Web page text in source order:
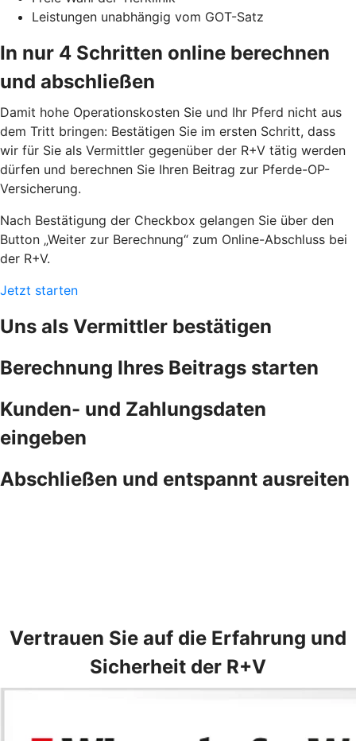
Leistungen unabhängig vom GOT-Satz
In nur 4 Schritten online berechnen
und abschließen
Damit hohe Operationskosten Sie und Ihr Pferd nicht aus
dem Tritt bringen: Bestätigen Sie im ersten Schritt, dass
wir für Sie als Vermittler gegenüber der R+V tätig werden
dürfen und berechnen Sie Ihren Beitrag zur Pferde-OP-
Versicherung.
Nach Bestätigung der Checkbox gelangen Sie über den
Button „Weiter zur Berechnung“ zum Online-Abschluss bei
der R+V.
Jetzt starten
Uns als Vermittler bestätigen
Berechnung Ihres Beitrags starten
Kunden- und Zahlungsdaten
eingeben
Abschließen und entspannt ausreiten
Vertrauen Sie auf die Erfahrung und
Sicherheit der R+V